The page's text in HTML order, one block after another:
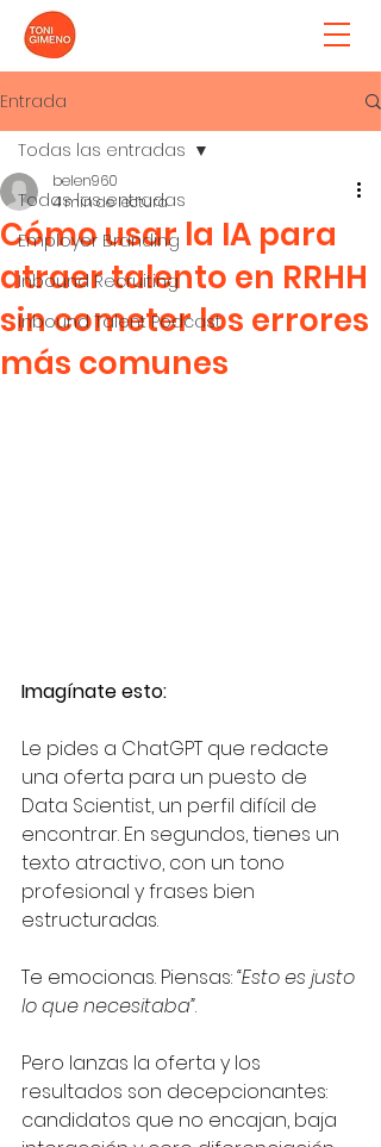
Entrada
Todas las entradas
Employer Branding
Inbound Recruiting
Inbound Talent Podcast
Todas las entradas
Cómo usar la IA para
atraer talento en RRHH
sin cometer los errores
más comunes
belen960
4 min de lectura
Imagínate esto:
Le pides a ChatGPT que redacte
una oferta para un puesto de
Data Scientist, un perfil difícil de
encontrar. En segundos, tienes un
texto atractivo, con un tono
profesional y frases bien
estructuradas.
Te emocionas. Piensas: “Esto es justo
lo que necesitaba”.
Pero lanzas la oferta y los
resultados son decepcionantes:
candidatos que no encajan, baja